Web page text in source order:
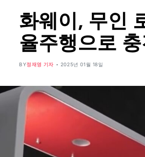
화웨이, 무인
율주행으로
BY정재영 기자 2025년 01월 18일